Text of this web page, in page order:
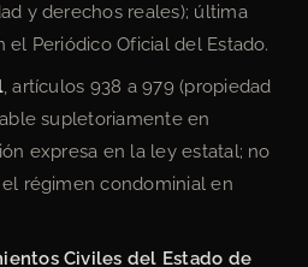
y derechos reales); última
el Periódico Oficial del Estado.
, artículos 938 a 979 (propiedad
supletoriamente en
expresa en la ley estatal; no
régimen condominial en
Civiles del Estado de